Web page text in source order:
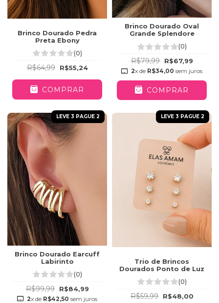
Brinco Dourado Pedra
Preta Ebony
(0)
R$64,99 R$55,24
COMPRAR
Brinco Dourado Oval
Grande Splendore
(0)
R$79,99 R$67,99
2x de R$34,00 sem juros
COMPRAR
LEVE 3 PAGUE 2
Brinco Dourado Earcuff
Labirinto
(0)
R$99,99 R$84,99
2x de R$42,50 sem juros
LEVE 3 PAGUE 2
Trio de Brincos
Dourados Ponto de Luz
(0)
R$59,99 R$48,00